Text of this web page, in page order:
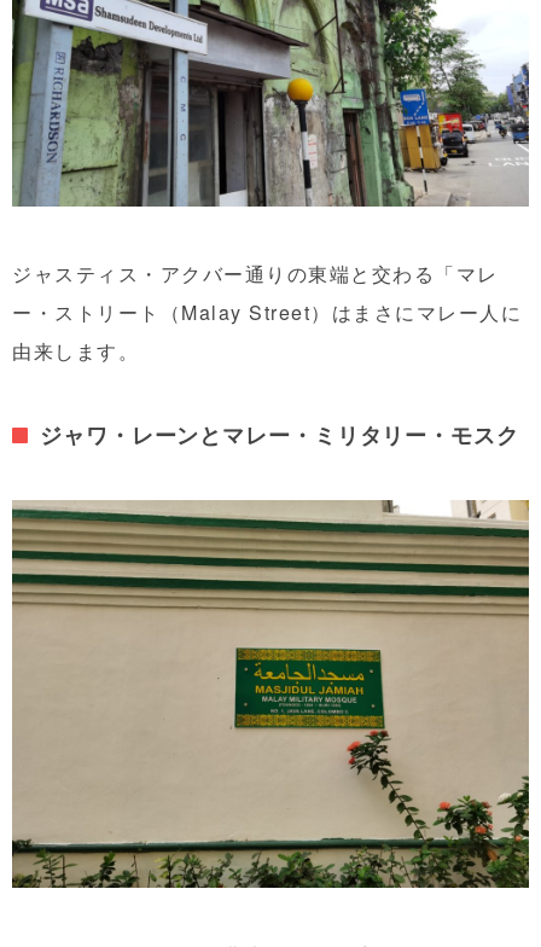
ジャスティス・アクバー通りの東端と交わる「マレ
ー・ストリート（Malay Street）はまさにマレー人に
由来します。
ジャワ・レーンとマレー・ミリタリー・モスク